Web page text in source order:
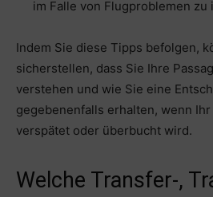
im Falle von Flugproblemen zu
Indem Sie diese Tipps befolgen,
sicherstellen, dass Sie Ihre
verstehen und wie Sie eine
gegebenenfalls erhalten, wenn
verspätet oder überbucht wird.
Welche Transfer-,